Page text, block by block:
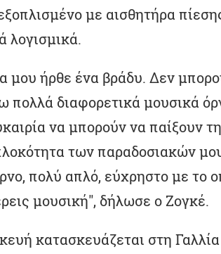
με αισθητήρα
λογισμικά.
μου ήρθε ένα βράδυ. Δεν
πολλά διαφορετικά μουσικά
να μπορούν να παίξουν
των παραδοσιακών
πολύ απλό, εύχρηστο με το
μουσική", δήλωσε ο Ζογκέ.
κατασκευάζεται στη